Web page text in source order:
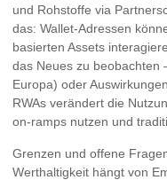
und Rohstoffe via
das: Wallet-Adressen
basierten Assets
das Neues zu
Europa) oder
RWAs verändert die
on-ramps nutzen und
Grenzen und offene
Werthaltigkeit hängt von